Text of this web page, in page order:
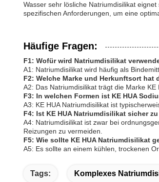
Wasser sehr lösliche Natriumdisilikat
spezifischen Anforderungen, um eine
Häufige Fragen:
F1: Wofür wird Natriumdisilikat
A1: Natriumdisilikat wird häufig als
F2: Welche Marke und Herkunftsort hat
A2: Das Natriumdisilikat trägt die Marke KE
F3: In welchen Formen ist KE HUA
A3: KE HUA Natriumdisilikat ist
F4: Ist KE HUA Natriumdisilikat sicher
A4: Natriumdisilikat ist zwar bei
Reizungen zu vermeiden.
F5: Wie sollte KE HUA Natriumdisilikat
A5: Es sollte an einem kühlen, trockenen
Tags: Komplexes